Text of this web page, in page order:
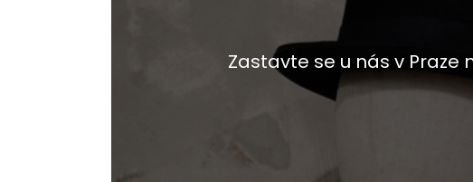
Zastavte se u nás v